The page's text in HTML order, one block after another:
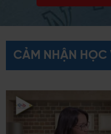
CẢM NHẬN HỌC